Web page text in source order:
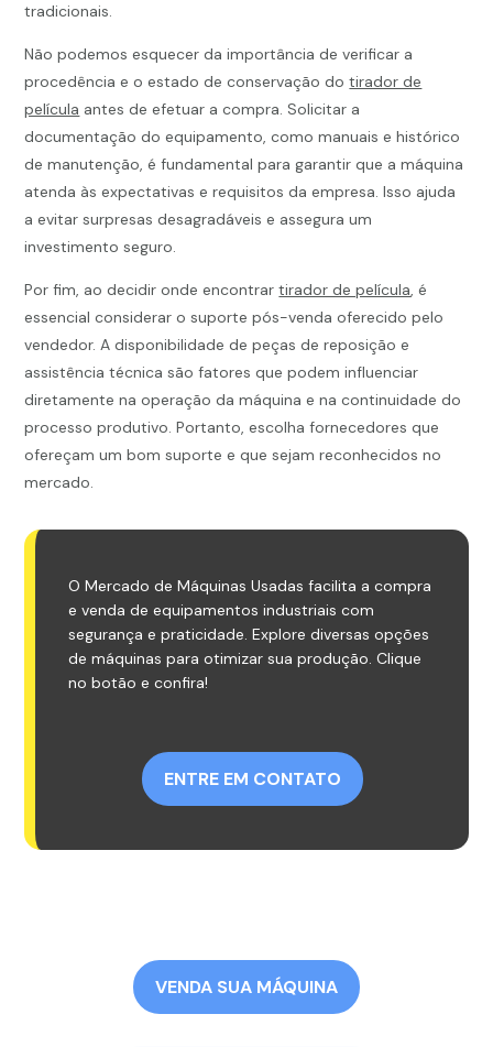
tradicionais.
Não podemos esquecer da importância de verificar a
procedência e o estado de conservação dotirador de
película antes de efetuar a compra. Solicitar a
documentação do equipamento, como manuais e histórico
de manutenção, é fundamental para garantir que a máquina
atenda às expectativas e requisitos da empresa. Isso ajuda
a evitar surpresas desagradáveis e assegura um
investimento seguro.
Por fim, ao decidir onde encontrartirador de película, é
essencial considerar o suporte pós-venda oferecido pelo
vendedor. A disponibilidade de peças de reposição e
assistência técnica são fatores que podem influenciar
diretamente na operação da máquina e na continuidade do
processo produtivo. Portanto, escolha fornecedores que
ofereçam um bom suporte e que sejam reconhecidos no
mercado.
O Mercado de Máquinas Usadas facilita a compra
e venda de equipamentos industriais com
segurança e praticidade. Explore diversas opções
de máquinas para otimizar sua produção. Clique
no botão e confira!
ENTRE EM CONTATO
VENDA SUA MÁQUINA